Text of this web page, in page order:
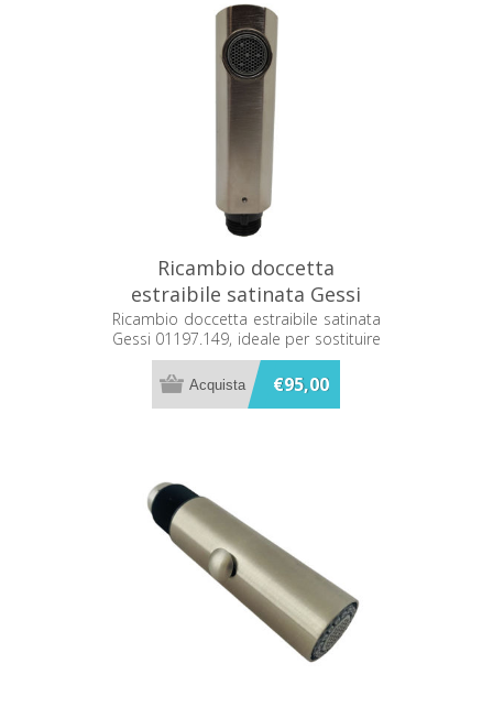
Ricambio doccetta
estraibile satinata Gessi
01197.149
Ricambio doccetta estraibile satinata
Gessi 01197.149, ideale per sostituire
la doccetta del miscelatore con
finitura satinata.
€95,00